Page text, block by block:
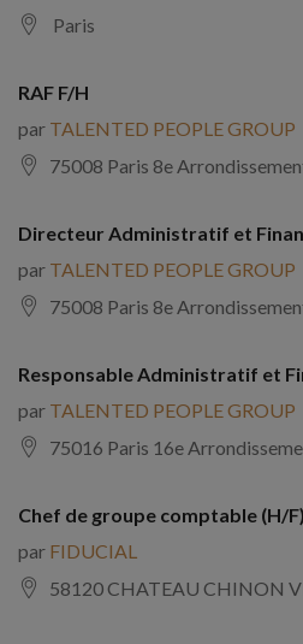
Paris
RAF F/H
par TALENTED PEOPLE GROUP
75008 Paris 8e
Directeur Administratif et
par TALENTED PEOPLE GROUP
75008 Paris 8e
Responsable Administratif et
par TALENTED PEOPLE GROUP
75016 Paris 16e
Chef de groupe comptable (H/F)
par FIDUCIAL
58120 CHATEAU CHINON